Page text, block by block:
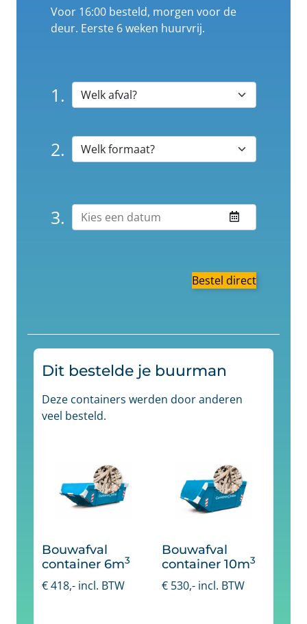
Voor 16:00 besteld, morgen voor de
deur. Eerste 6 weken huurvrij.
1.
2.
3.
Bestel direct
Dit bestelde je buurman
Deze containers werden door anderen
veel besteld.
Bouwafval
container 6m3
€418,- incl. BTW
Bouwafval
container 10m3
€ 530,- incl. BTW